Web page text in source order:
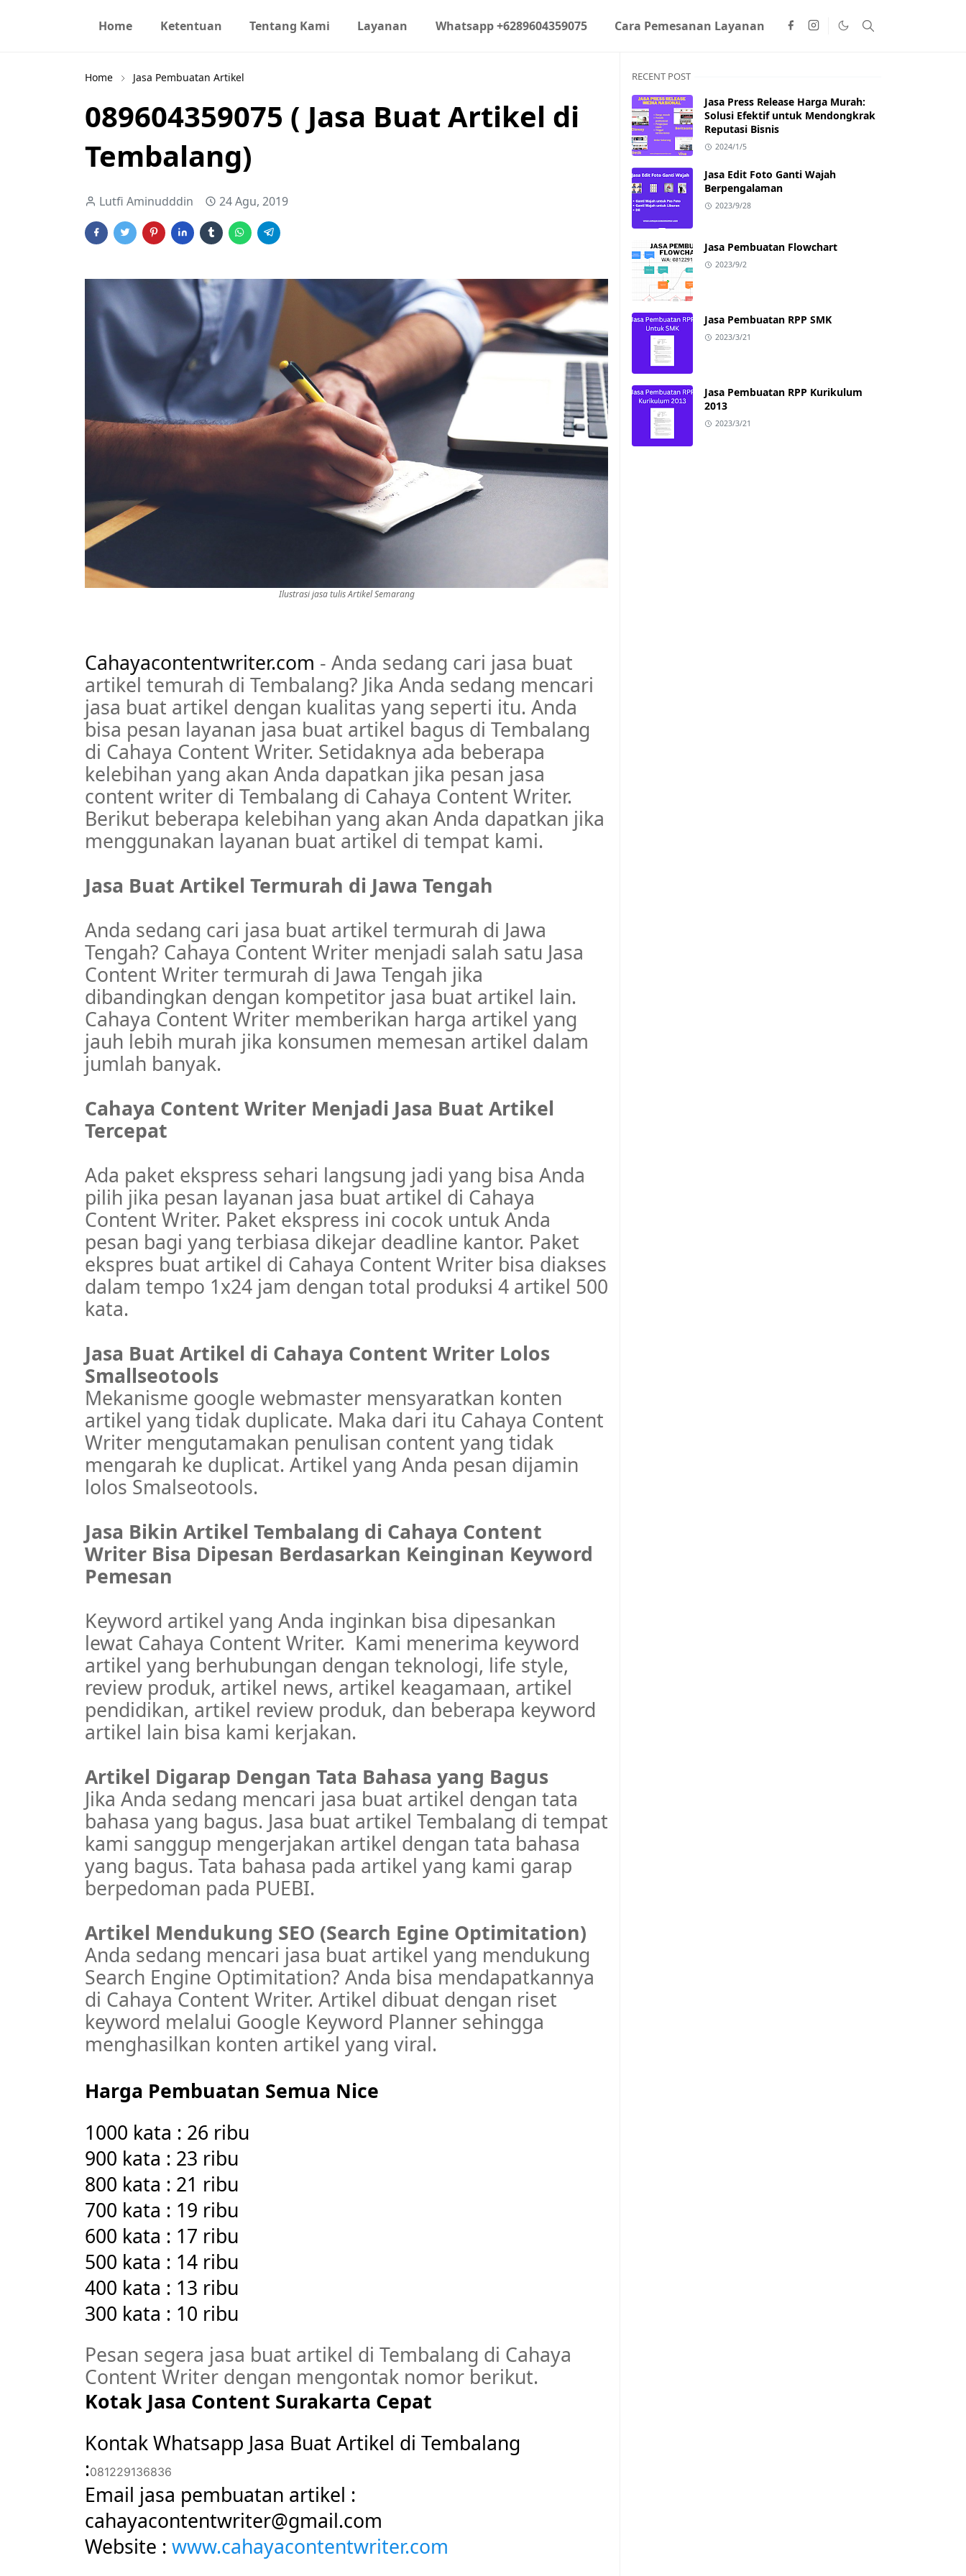
Home Ketentuan Tentang Kami Layanan Whatsapp +6289604359075 Cara Pemesanan Layanan
Home Jasa Pembuatan Artikel
089604359075 ( Jasa Buat Artikel di
Tembalang)
Lutfi Aminudddin 24 Agu, 2019
Ilustrasi jasa tulis Artikel Semarang
Cahayacontentwriter.com - Anda sedang cari jasa buat
artikel temurah di Tembalang? Jika Anda sedang mencari
jasa buat artikel dengan kualitas yang seperti itu. Anda
bisa pesan layanan jasa buat artikel bagus di Tembalang
di Cahaya Content Writer. Setidaknya ada beberapa
kelebihan yang akan Anda dapatkan jika pesan jasa
content writer di Tembalang di Cahaya Content Writer.
Berikut beberapa kelebihan yang akan Anda dapatkan jika
menggunakan layanan buat artikel di tempat kami.
Jasa Buat Artikel Termurah di Jawa Tengah
Anda sedang cari jasa buat artikel termurah di Jawa
Tengah? Cahaya Content Writer menjadi salah satu Jasa
Content Writer termurah di Jawa Tengah jika
dibandingkan dengan kompetitor jasa buat artikel lain.
Cahaya Content Writer memberikan harga artikel yang
jauh lebih murah jika konsumen memesan artikel dalam
jumlah banyak.
Cahaya Content Writer Menjadi Jasa Buat Artikel
Tercepat
Ada paket ekspress sehari langsung jadi yang bisa Anda
pilih jika pesan layanan jasa buat artikel di Cahaya
Content Writer. Paket ekspress ini cocok untuk Anda
pesan bagi yang terbiasa dikejar deadline kantor. Paket
ekspres buat artikel di Cahaya Content Writer bisa diakses
dalam tempo 1x24 jam dengan total produksi 4 artikel 500
kata.
Jasa Buat Artikel di Cahaya Content Writer Lolos
Smallseotools
Mekanisme google webmaster mensyaratkan konten
artikel yang tidak duplicate. Maka dari itu Cahaya Content
Writer mengutamakan penulisan content yang tidak
mengarah ke duplicat. Artikel yang Anda pesan dijamin
lolos Smalseotools.
Jasa Bikin Artikel Tembalang di Cahaya Content
Writer Bisa Dipesan Berdasarkan Keinginan Keyword
Pemesan
Keyword artikel yang Anda inginkan bisa dipesankan
lewat Cahaya Content Writer. Kami menerima keyword
artikel yang berhubungan dengan teknologi, life style,
review produk, artikel news, artikel keagamaan, artikel
pendidikan, artikel review produk, dan beberapa keyword
artikel lain bisa kami kerjakan.
Artikel Digarap Dengan Tata Bahasa yang Bagus
Jika Anda sedang mencari jasa buat artikel dengan tata
bahasa yang bagus. Jasa buat artikel Tembalang di tempat
kami sanggup mengerjakan artikel dengan tata bahasa
yang bagus. Tata bahasa pada artikel yang kami garap
berpedoman pada PUEBI.
Artikel Mendukung SEO (Search Egine Optimitation)
Anda sedang mencari jasa buat artikel yang mendukung
Search Engine Optimitation? Anda bisa mendapatkannya
di Cahaya Content Writer. Artikel dibuat dengan riset
keyword melalui Google Keyword Planner sehingga
menghasilkan konten artikel yang viral.
Harga Pembuatan Semua Nice
1000 kata : 26 ribu
900 kata : 23 ribu
800 kata : 21 ribu
700 kata : 19 ribu
600 kata : 17 ribu
500 kata : 14 ribu
400 kata : 13 ribu
300 kata : 10 ribu
Pesan segera jasa buat artikel di Tembalang di Cahaya
Content Writer dengan mengontak nomor berikut.
Kotak Jasa Content Surakarta Cepat
Kontak Whatsapp Jasa Buat Artikel di Tembalang
:081229136836
Email jasa pembuatan artikel :
cahayacontentwriter@gmail.com
Website : www.cahayacontentwriter.com
RECENT POST
Jasa Press Release Harga Murah:
Solusi Efektif untuk Mendongkrak
Reputasi Bisnis
2024/1/5
Jasa Edit Foto Ganti Wajah
Berpengalaman
2023/9/28
Jasa Pembuatan Flowchart
2023/9/2
Jasa Pembuatan RPP SMK
2023/3/21
Jasa Pembuatan RPP Kurikulum
2013
2023/3/21